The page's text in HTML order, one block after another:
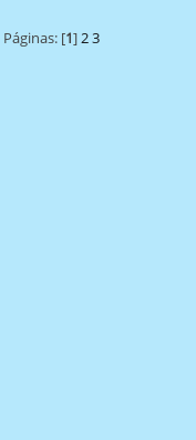
Páginas: [1]2 3